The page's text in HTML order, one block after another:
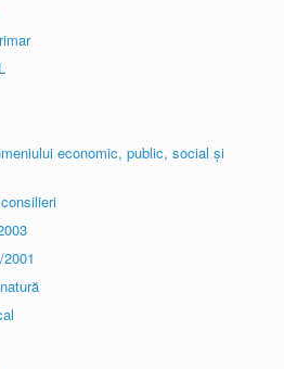
economic, public, social și